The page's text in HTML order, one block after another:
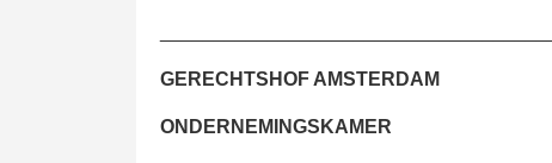
GERECHTSHOF AMSTERDAM
ONDERNEMINGSKAMER